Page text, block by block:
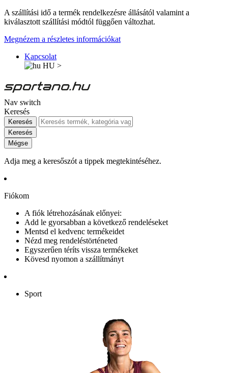
A szállítási idő a termék rendelkezésre állásától valamint a
kiválasztott szállítási módtól függően változhat.
Megnézem a részletes információkat
Kapcsolat
HU >
Nav switch
Keresés
Keresés
Keresés
Mégse
Adja meg a keresőszót a tippek megtekintéséhez.
Fiókom
A fiók létrehozásának előnyei:
Add le gyorsabban a következő rendeléseket
Mentsd el kedvenc termékeidet
Nézd meg rendeléstörténeted
Egyszerűen téríts vissza termékeket
Kövesd nyomon a szállítmányt
Sport